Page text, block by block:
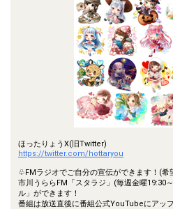
ほったりょうX(旧Twitter)
https://twitter.com/hottaryou
♧FMラジオでご自分の宣伝ができます！(
市川うららFM「スタラジ」(毎週金曜19:30
ル」ができます！
番組は放送直後に番組公式YouTubeにアップ